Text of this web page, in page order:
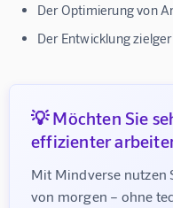
Der Optimierung von
Der Entwicklung
💡 Möchten Sie
effizienter
Mit Mindverse nutzen
von morgen – ohne